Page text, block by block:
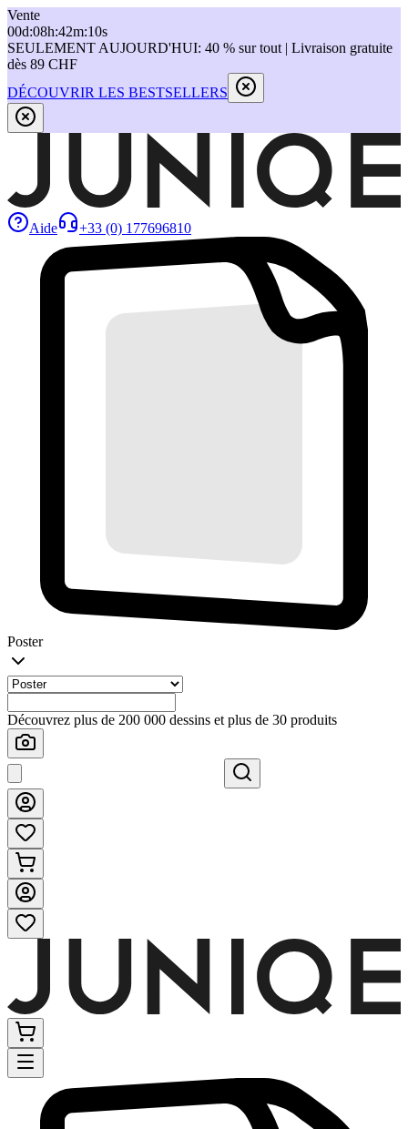
Vente
00d:08h:42m:10s
SEULEMENT AUJOURD'HUI: 40 % sur tout | Livraison gratuite
dès 89 CHF
DÉCOUVRIR LES BESTSELLERS
Aide +33 (0) 177696810
Poster
Découvrez plus de 200 000 dessins et plus de 30 produits